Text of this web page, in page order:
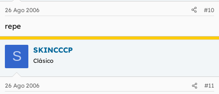
26 Ago 2006 #10
repe
S SKINCCCP
Clásico
26 Ago 2006 #11